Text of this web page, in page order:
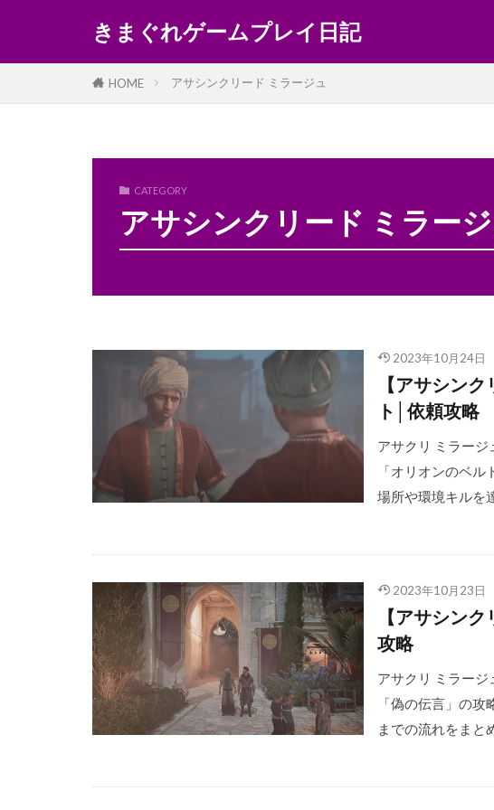
きまぐれゲームプレイ日記
HOME アサシンクリード ミラージュ
CATEGORY
アサシンクリード ミラー
2023年10月24日
【アサシン
ト│依頼攻略
アサクリ ミラージ
「オリオンのベ
場所や環境キルを
2023年10月23日
【アサシン
攻略
アサクリ ミラージ
「偽の伝言」の
までの流れをまと